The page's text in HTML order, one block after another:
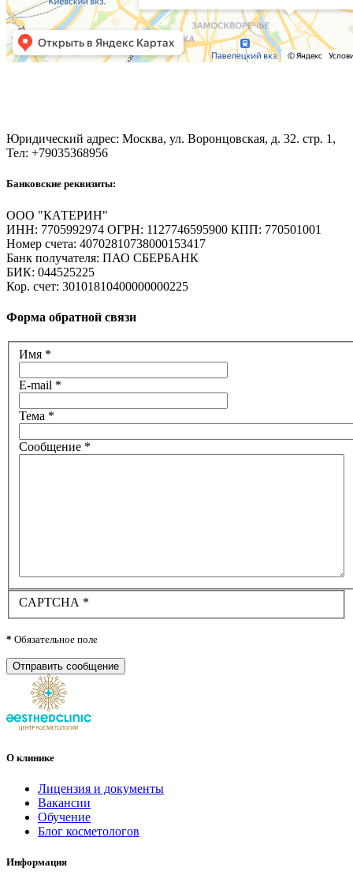
Юридический адрес: Москва, ул. Воронцовская, д. 32. стр. 1,
Тел: +79035368956
Банковские реквизиты:
ООО "КАТЕРИН"
ИНН: 7705992974 ОГРН: 1127746595900 КПП: 770501001
Номер счета: 40702810738000153417
Банк получателя: ПАО СБЕРБАНК
БИК: 044525225
Кор. счет: 30101810400000000225
Форма обратной связи
Имя *
E-mail *
Тема *
Сообщение *
CAPTCHA *
* Обязательное поле
Отправить сообщение
О клинике
Лицензия и документы
Вакансии
Обучение
Блог косметологов
Информация